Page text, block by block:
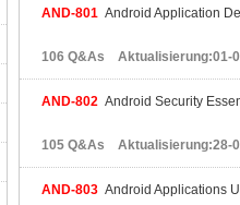
AND-801 Android Application
106 Q&As Aktualisierung:01-
AND-802 Android Security
105 Q&As Aktualisierung:28-
AND-803 Android Applications